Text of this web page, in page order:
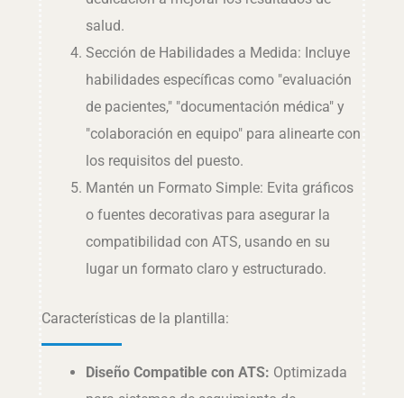
salud.
Sección de Habilidades a Medida: Incluye
habilidades específicas como "evaluación
de pacientes," "documentación médica" y
"colaboración en equipo" para alinearte con
los requisitos del puesto.
Mantén un Formato Simple: Evita gráficos
o fuentes decorativas para asegurar la
compatibilidad con ATS, usando en su
lugar un formato claro y estructurado.
Características de la plantilla:
Diseño Compatible con ATS: Optimizada